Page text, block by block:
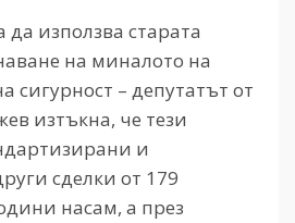
да използва старата
на миналото на
сигурност – депутатът от
изтъкна, че тези
и
сделки от 179
насам, а през